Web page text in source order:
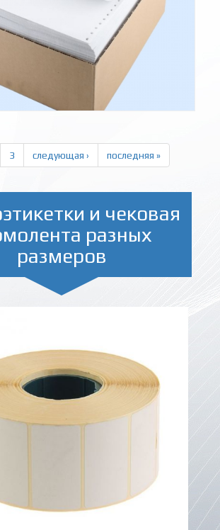
3 следующая › последняя »
и чековая
разных
размеров